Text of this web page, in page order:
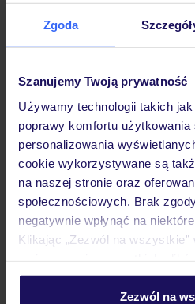
Zgoda
Szanujemy Twoją prywatność
Używamy technologii takich
poprawy komfortu użytkowania
personalizowania
cookie wykorzystywane są
na naszej stronie oraz
społecznościowych. Brak
negatywnie wpłynąć na
Klikając „Zezwól na
personalizować swój wybór
Zezwól na
Hotel
Pokoje
Wyżywienie
Atrakcje
Ważne informacje